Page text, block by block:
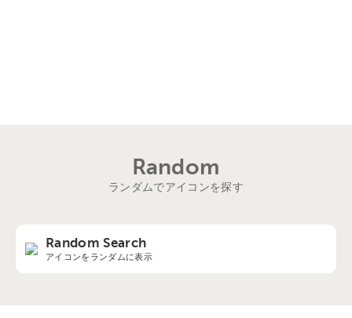
Random
ランダムでアイコンを探す
Random Search
アイコンをランダムに表示